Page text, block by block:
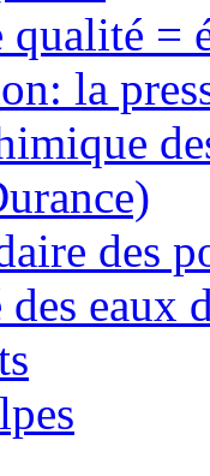
qualité =
la
des
des eaux